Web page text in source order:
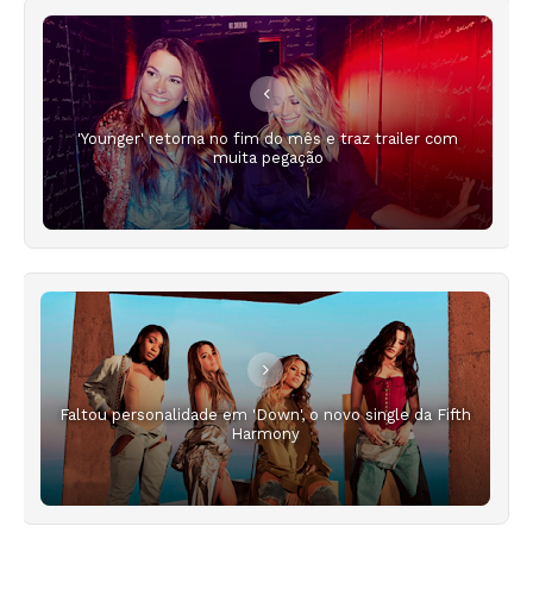
'Younger' retorna no fim do mês e traz trailer com
muita pegação
Faltou personalidade em 'Down', o novo single da Fifth
Harmony